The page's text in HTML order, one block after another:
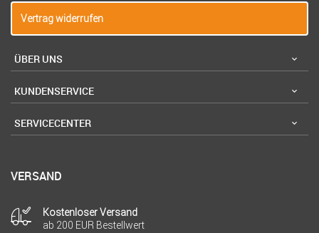
Vertrag widerrufen
ÜBER UNS
KUNDENSERVICE
SERVICECENTER
VERSAND
Kostenloser Versand
ab 200 EUR Bestellwert